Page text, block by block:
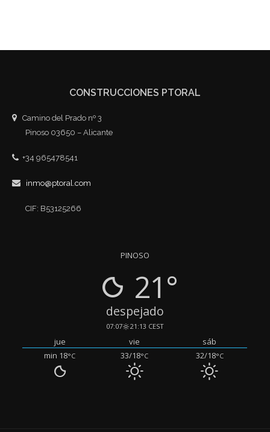
CONSTRUCCIONES PTORAL
Camino del Prado nº 3
Pinoso 03650 – Alicante
+34 965478541
inmo@ptoral.com
CIF: B53125266
PINOSO
21°
despejado
07:07 21:13 CEST
jue vie
sáb
min 18°C 33/18°C 32/18°C